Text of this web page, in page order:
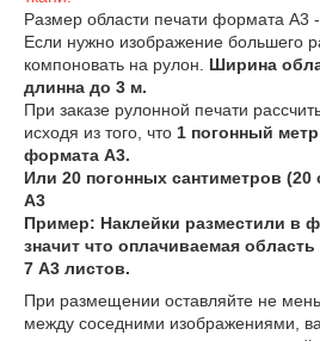
Размер области печати формата А3
Если нужно изображение большего
компоновать на рулон. Ширина
длинна до 3 м.
При заказе рулонной печати
исходя из того, что 1 погонный
формата А3.
Или 20 погонных сантиметров (20
А3
Пример: Наклейки разместили в
значит что оплачиваемая область
7 А3 листов.
При размещении оставляйте не
между соседними изображениями,